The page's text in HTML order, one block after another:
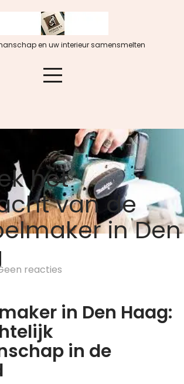
en uw interieur samensmelten
het
van de
in Den
reacties
in Den Haag:
in de